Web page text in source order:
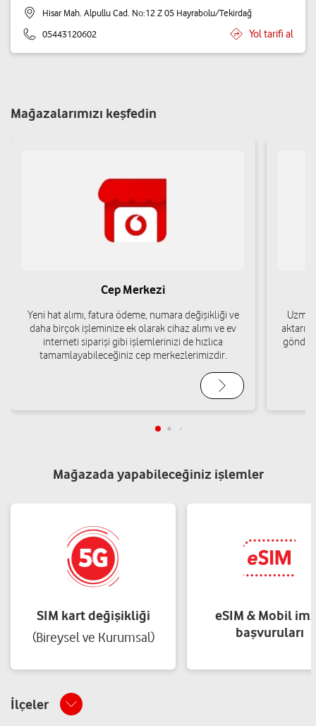
Hisar Mah. Alpullu Cad. No:12 Z 05 Hayrabolu/Tekirdağ
05443120602
Yol tarifi al
Mağazalarımızı keşfedin
Cep Merkezi
Yeni hat alımı, fatura ödeme, numara değişikliği ve
daha birçok işleminize ek olarak cihaz alımı ve ev
interneti siparişi gibi işlemlerinizi de hızlıca
tamamlayabileceğiniz cep merkezlerimizdir.
Mağazada yapabileceğiniz işlemler
SIM kart değişikliği
(Bireysel ve Kurumsal)
eSIM & Mobil
başvuruları
İlçeler